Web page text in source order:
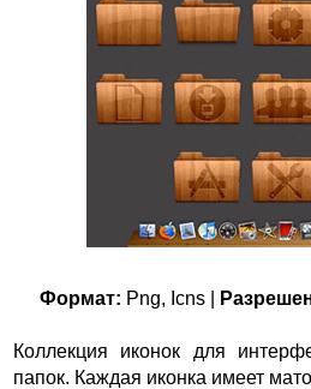
Формат: Png, Icns |
Коллекция иконок для
папок. Каждая иконка имеет